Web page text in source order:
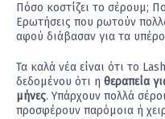
Πόσο κοστίζει το σέρουμ;
Ερωτήσεις που ρωτούν
αφού διάβασαν για τα
Τα καλά νέα είναι ότι το
δεδομένου ότι η θεραπεία
μήνες. Υπάρχουν πολλά
προσφέρουν παρόμοια ή